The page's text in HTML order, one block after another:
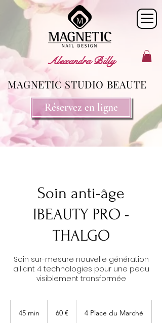
Réservez en ligne
MAGNETIC STUDIO BEAUTE
Alexandra Billy
Soin anti-âge
IBEAUTY PRO -
THALGO
Soin sur-mesure nouvelle génération
alliant 4 technologies pour une peau
visiblement transformée
45 min 60 € 4 Place du Marché